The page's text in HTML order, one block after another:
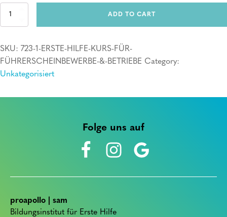
Erste
Führerscheinbewerber
&
quantity
ADD TO CART
SKU: 723-1-ERSTE-HILFE-KURS-FÜR-
FÜHRERSCHEINBEWERBE-&-BETRIEBE Category:
Unkategorisiert
Folge uns auf
proapollo | sam
Bildungsinstitut für Erste Hilfe